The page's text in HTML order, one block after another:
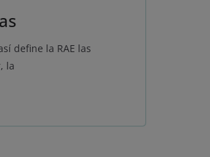
define la RAE las
la